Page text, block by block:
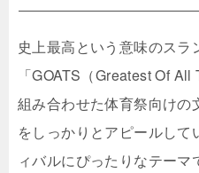
史上最高という意味のスラ
「GOATS（Greatest Of
組み合わせた体育祭向け
をしっかりとアピールし
ィバルにぴったりなテーマ